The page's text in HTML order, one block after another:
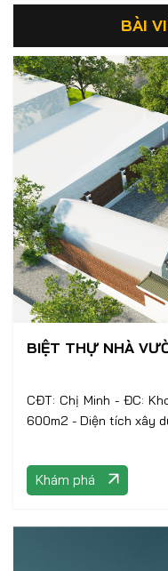
BÀI
BIỆT THỰ NHÀ
CĐT: Chị Minh - ĐC:
600m2 - Diện tích xây
Khám phá